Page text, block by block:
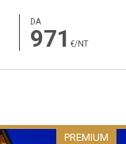
DA
971 €/NT
PREMIUM